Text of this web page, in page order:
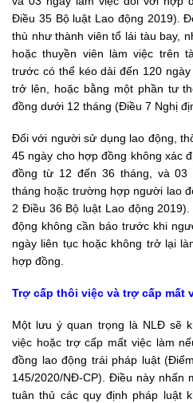
Điều 35 Bộ luật Lao động 2019).
thù như thành viên tổ lái tàu bay,
hoặc thuyền viên làm việc trên
trước có thể kéo dài đến 120
trở lên, hoặc bằng một phần tư
đồng dưới 12 tháng (Điều 7 Nghị
Đối với người sử dụng lao động,
45 ngày cho hợp đồng không xác
đồng từ 12 đến 36 tháng, và
tháng hoặc trường hợp người lao
2 Điều 36 Bộ luật Lao động
động không cần báo trước khi
ngày liên tục hoặc không trở lại
hợp đồng.
Trợ cấp thôi việc và trợ cấp mất
Một lưu ý quan trọng là NLĐ sẽ
việc hoặc trợ cấp mất việc làm
đồng lao động trái pháp luật
145/2020/NĐ-CP). Điều này nhấn
tuân thủ các quy định pháp luật